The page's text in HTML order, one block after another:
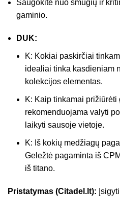
Saugokite nuo smūgių ir
gaminio.
DUK:
K: Kokiai paskirčiai
idealiai tinka kasdieniam
kolekcijos elementas.
K: Kaip tinkamai prižiūrėti
rekomenduojama valyti
laikyti sausoje vietoje.
K: Iš kokių medžiagų
Geležtė pagaminta iš
iš titano.
Pristatymas (Citadel.lt):